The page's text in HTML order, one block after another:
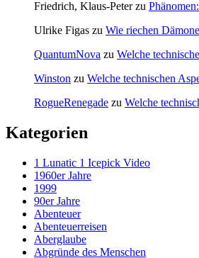
Friedrich, Klaus-Peterzu
Ulrike Figas zu Wie riechen
QuantumNova zu Welche
Winston zu Welche technischen
RogueRenegade zu Welche
Kategorien
1 Lunatic 1 Icepick Video
1960er Jahre
1999
90er Jahre
Abenteuer
Abenteuerreisen
Aberglaube
Abgründe des Menschen